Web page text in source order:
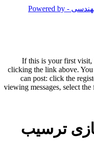
If this is your first visit,
clicking the link above.
can post: click the
viewing messages, select
ترسیب